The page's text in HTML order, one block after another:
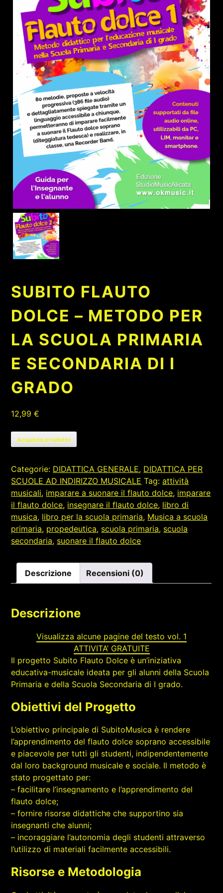
SUBITO FLAUTO
DOLCE – METODO PER
LA SCUOLA PRIMARIA
E SECONDARIA DI I
GRADO
12,99€
Acquista prodotto
Categorie: DIDATTICA GENERALE, DIDATTICA PER
SCUOLE AD INDIRIZZO MUSICALE Tag:attività
musicali, imparare a suonare il flauto dolce, imparare
il flauto dolce, insegnare il flauto dolce, libro di
musica, libro per la scuola primaria, Musica a scuola
primaria, propedeutica, scuola primaria, scuola
secondaria, suonare il flauto dolce
Descrizione Recensioni (0)
Descrizione
Visualizza alcune pagine del testo vol. 1
ATTIVITA’ GRATUITE
Il progetto Subito Flauto Dolce è un’iniziativa
educativa-musicale ideata per gli alunni della Scuola
Primaria e della Scuola Secondaria di I grado.
Obiettivi del Progetto
L’obiettivo principale di SubitoMusica è rendere
l’apprendimento del flauto dolce soprano accessibile
e piacevole per tutti gli studenti, indipendentemente
dal loro background musicale e sociale. Il metodo è
stato progettato per:
– facilitare l’insegnamento e l’apprendimento del
flauto dolce;
– fornire risorse didattiche che supportino sia
insegnanti che alunni;
– incoraggiare l’autonomia degli studenti attraverso
l’utilizzo di materiali facilmente accessibili.
Risorse e Metodologia